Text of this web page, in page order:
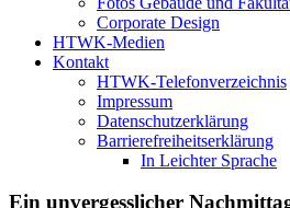
Corporate Design
HTWK-Medien
Kontakt
HTWK-Telefonverzeichnis
Impressum
Datenschutzerklärung
Barrierefreiheitserklärung
In Leichter Sprache
Ein unvergesslicher